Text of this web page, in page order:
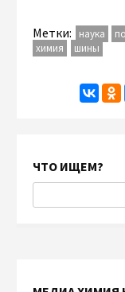
Метки: наука
химия
шины
ЧТО ИЩЕМ?